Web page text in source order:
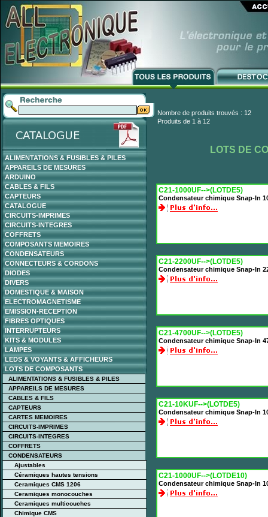
ALIMENTATIONS & FUSIBLES & PILES
APPAREILS DE MESURES
ARDUINO
CABLES & FILS
CAPTEURS
CATALOGUE
CIRCUITS-IMPRIMES
CIRCUITS-INTEGRES
COFFRETS
COMPOSANTS MEMOIRES
CONDENSATEURS
CONNECTEURS & CORDONS
DIODES
DIVERS
DOMESTIQUE & MAISON
ELECTROMAGNETISME
EMISSION-RECEPTION
FIBRES OPTIQUES
INTERRUPTEURS
KITS & MODULES
LAMPES
LEDS & VOYANTS & AFFICHEURS
LOTS DE COMPOSANTS
ALIMENTATIONS & FUSIBLES & PILES
APPAREILS DE MESURES
CABLES & FILS
CAPTEURS
CARTES MEMOIRES
CIRCUITS-IMPRIMES
CIRCUITS-INTEGRES
COFFRETS
CONDENSATEURS
Ajustables
Céramiques hautes tensions
Ceramiques CMS 1206
Ceramiques monocouches
Ceramiques multicouches
Chimique CMS
Nombre de produits trouvés : 12
Produits de 1 à 12
LOTS DE
C21-1000UF-->(LOTDE5)
Condensateur chimique Snap-In
C21-2200UF-->(LOTDE5)
Condensateur chimique Snap-In
C21-4700UF-->(LOTDE5)
Condensateur chimique Snap-In
C21-10KUF-->(LOTDE5)
Condensateur chimique Snap-In
C21-1000UF-->(LOTDE10)
Condensateur chimique Snap-In